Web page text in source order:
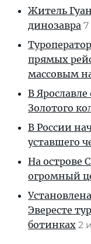
Житель
динозавра
прямых
массовым
В
Золотого
В России
уставшего
На острове
огромный
Эвересте
ботинках 2